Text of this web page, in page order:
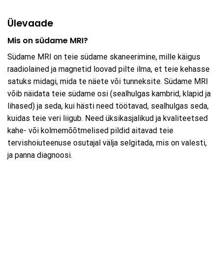
Ülevaade
Mis on südame MRI?
Südame MRI on teie südame skaneerimine, mille käigus
raadiolained ja magnetid loovad pilte ilma, et teie kehasse
satuks midagi, mida te näete või tunneksite. Südame MRI
võib näidata teie südame osi (sealhulgas kambrid, klapid ja
lihased) ja seda, kui hästi need töötavad, sealhulgas seda,
kuidas teie veri liigub. Need üksikasjalikud ja kvaliteetsed
kahe- või kolmemõõtmelised pildid aitavad teie
tervishoiuteenuse osutajal välja selgitada, mis on valesti,
ja panna diagnoosi.